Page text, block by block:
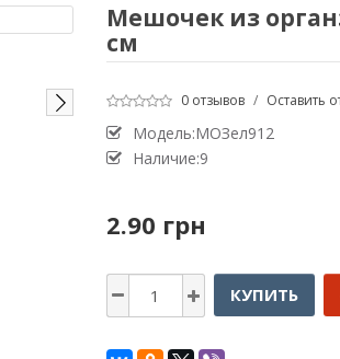
Мешочек из
см
0 отзывов / Оставить
Модель:МОЗел912
Наличие:9
2.90 грн
КУПИТЬ